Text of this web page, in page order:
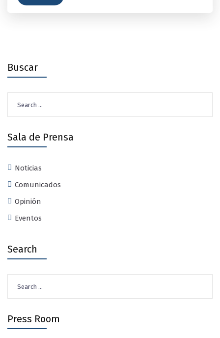
Buscar
for:
Sala de Prensa
Noticias
Comunicados
Opinión
Eventos
Search
for:
Press Room